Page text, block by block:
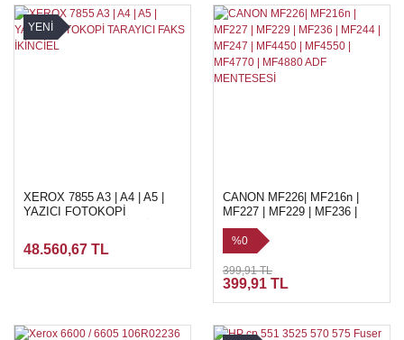
YENİ
XEROX 7855 A3 | A4 | A5 |
YAZICI FOTOKOPİ
48.560,67 TL
CANON MF226| MF216n |
MF227 | MF229 | MF236 |
MF244 | MF247 | MF4450 |
MF4550 | MF4770 | MF4880
ADF MENTESESİ
%0
399,91 TL
399,91 TL